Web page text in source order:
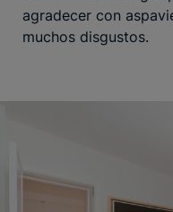
agradecer con
muchos disgustos.